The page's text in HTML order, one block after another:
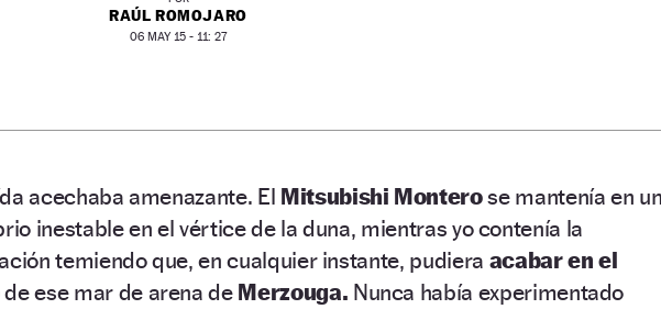
RAÚL ROMOJARO
06 MAY 15 - 11: 27
acechaba amenazante. El Mitsubishi Monterose mantenía en un
inestable en el vértice de la duna, mientras yo contenía la
temiendo que, en cualquier instante, pudiera acabar en el
de ese mar de arena de Merzouga. Nunca había experimentado